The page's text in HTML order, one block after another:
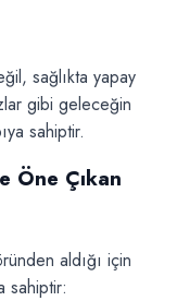
sağlıkta yapay
gibi geleceğin
sahiptir.
Öne Çıkan
aldığı için
sahiptir: